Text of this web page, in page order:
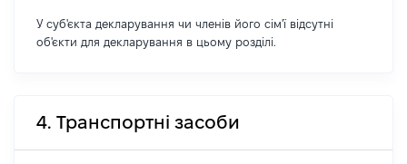
У суб'єкта декларування чи членів його сім'ї відсутні
об'єкти для декларування в цьому розділі.
4. Транспортні засоби